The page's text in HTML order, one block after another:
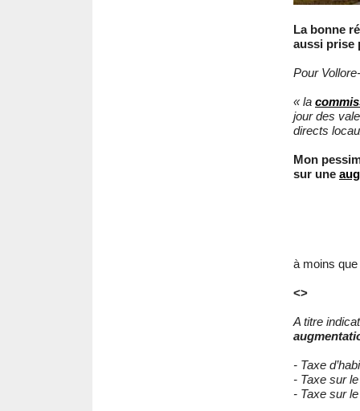
La bonne
aussi prise
Pour
« la
jour des
directs
Mon
sur une
à moins
<>
A titre
- Taxe
- Taxe sur
- Taxe sur